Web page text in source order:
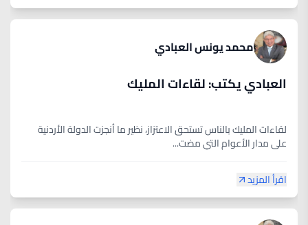
محمد يونس العبادي
العبادي يكتب: لقاءات المليك
لقاءات المليك بالناس تستحق الاعتزاز، نظير ما أنجزت الدولة الأردنية
على مدار الأعوام التي مضت...
اقرأ المزيد